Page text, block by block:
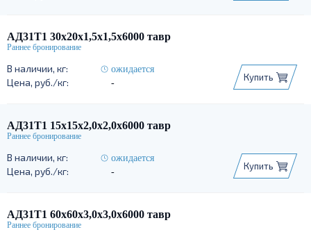
АД31Т1 30х20х1,5х1,5х6000 тавр
ожидается
-
Купить
АД31Т1 15х15х2,0х2,0х6000 тавр
ожидается
-
Купить
АД31Т1 60х60х3,0х3,0х6000 тавр